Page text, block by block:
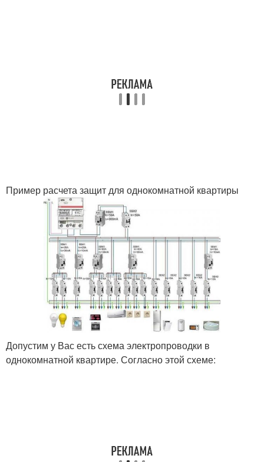
Пример расчета защит для однокомнатной квартиры
Допустим у Вас есть схема электропроводки в
однокомнатной квартире. Согласно этой схеме: